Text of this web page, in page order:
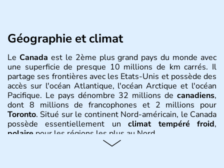
Géographie et climat
Le Canada est le 2ème plus grand pays du monde avec
une superficie de presque 10 millions de km carrés. Il
partage ses frontières avec les Etats-Unis et possède des
accès sur l'océan Atlantique, l'océan Arctique et l'océan
Pacifique. Le pays dénombre 32 millions de canadiens,
dont 8 millions de francophones et 2 millions pour
Toronto. Situé sur le continent Nord-américain, le Canada
possède essentiellement unclimat tempéré froid,
polaire pour les régions les plus au Nord.